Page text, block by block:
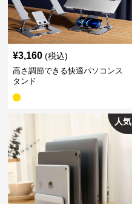
¥3,160 (税込)
高さ調節できる快適パソコンス
タンド
人気